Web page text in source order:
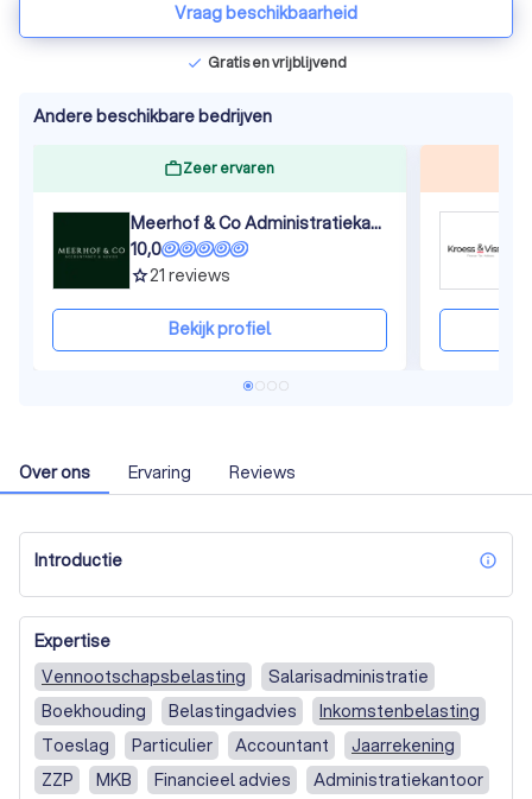
Vraag beschikbaarheid
check Gratis en vrijblijvend
Andere beschikbare bedrijven
Zeer ervaren
Meerhof & Co Administratiekantoor
10,0
grade21 reviews
Bekijk profiel
Over ons Ervaring Reviews
Introductie
Expertise
Vennootschapsbelasting
Salarisadministratie
Boekhouding
Belastingadvies
Inkomstenbelasting
Toeslag
Particulier Accountant
Jaarrekening
ZZP
MKB Financieel advies
Administratiekantoor